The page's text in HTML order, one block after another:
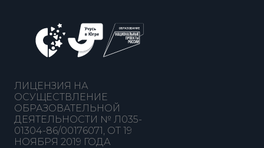
ЛИЦЕНЗИЯ НА
ОСУЩЕСТВЛЕНИЕ
ОБРАЗОВАТЕЛЬНОЙ
ДЕЯТЕЛЬНОСТИ № Л035-
01304-86/00176071, ОТ 19
НОЯБРЯ 2019 ГОДА